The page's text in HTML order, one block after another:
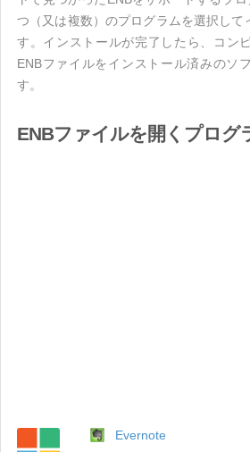
つ（又は複数）のプログラムを選択して
す。インストールが完了したら、コン
ENBファイルをインストール済みのソ
す。
ENBファイルを開くプログ
Evernote